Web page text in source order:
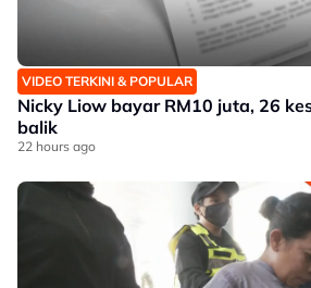
VIDEO TERKINI & POPULAR
Nicky Liow bayar RM10 juta, 26
balik
22 hours ago